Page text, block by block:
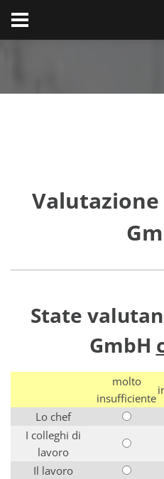
Valutazione
State
GmbH
molto
insufficiente
Lo chef
I colleghi di
lavoro
Il lavoro